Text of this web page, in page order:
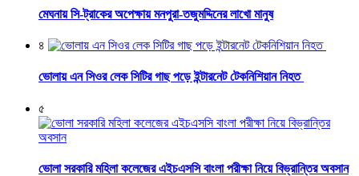
মেঘনায় সি-ট্রাকের অপেক্ষায় মনপুরা-তজুমদ্দিনের লাখো মানুষ
৪
ভোলায় এন সিওর লেক সিটির গাছ পড়ে ইন্টারনেট টেকনিশিয়ান নিহত
৫
ভোলা সরকারি মহিলা কলেজের এইচএসসি বাংলা পরীক্ষা নিয়ে বিভ্রান্তির অবসান